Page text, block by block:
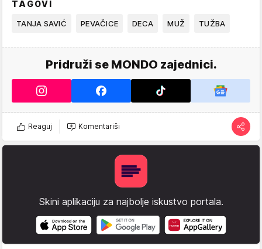
TAGOVI
TANJA SAVIĆ PEVAČICE DECA MUŽ TUŽBA
Pridruži se MONDO zajednici.
Reaguj Komentariši
Skini aplikaciju za najbolje iskustvo portala.